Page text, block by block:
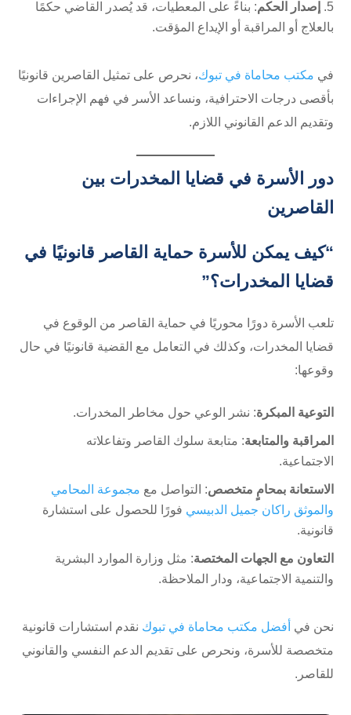
إصدار الحكم: بناءً على المعطيات، قد يُصدر القاضي حكمًا
بالعلاج أو المراقبة أو الإيداع المؤقت.
في مكتب محاماة في تبوك، نحرص على تمثيل القاصرين قانونيًا
بأقصى درجات الاحترافية، ونساعد الأسر في فهم الإجراءات
وتقديم الدعم القانوني اللازم.
دور الأسرة في قضايا المخدرات بين
القاصرين
“كيف يمكن للأسرة حماية القاصر قانونيًا في
قضايا المخدرات؟”
تلعب الأسرة دورًا محوريًا في حماية القاصر من الوقوع في
قضايا المخدرات، وكذلك في التعامل مع القضية قانونيًا في حال
وقوعها:
التوعية المبكرة: نشر الوعي حول مخاطر المخدرات.
المراقبة والمتابعة: متابعة سلوك القاصر وتفاعلاته
الاجتماعية.
الاستعانة بمحامٍ متخصص: التواصل مع مجموعة المحامي
والموثق راكان جميل الدبيسي فورًا للحصول على استشارة
قانونية.
التعاون مع الجهات المختصة: مثل وزارة الموارد البشرية
والتنمية الاجتماعية، ودار الملاحظة.
نحن في أفضل مكتب محاماة في تبوك نقدم استشارات قانونية
متخصصة للأسرة، ونحرص على تقديم الدعم النفسي والقانوني
للقاصر.